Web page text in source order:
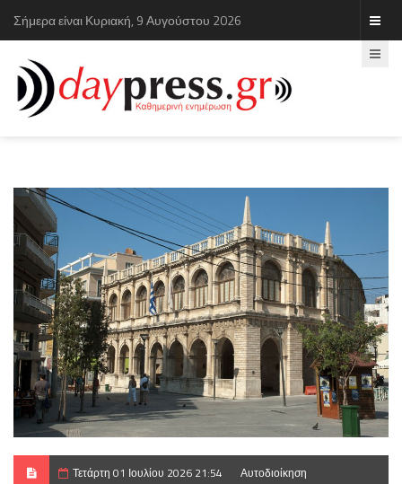
Σήμερα είναι Κυριακή, 9 Αυγούστου 2026
Τετάρτη 01 Ιουλίου 2026 21:54 Αυτοδιοίκηση